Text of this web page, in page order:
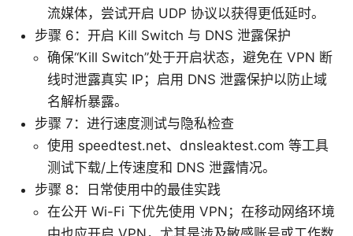
流媒体，尝试开启 UDP 协议以获得更低延时。
步骤 6：开启 Kill Switch 与 DNS 泄露保护
确保“Kill Switch”处于开启状态，避免在 VPN 断
线时泄露真实 IP；启用 DNS 泄露保护以防止域
名解析暴露。
步骤 7：进行速度测试与隐私检查
使用 speedtest.net、dnsleaktest.com 等工具
测试下载/上传速度和 DNS 泄露情况。
步骤 8：日常使用中的最佳实践
在公开 Wi-Fi 下优先使用 VPN；在移动网络环境